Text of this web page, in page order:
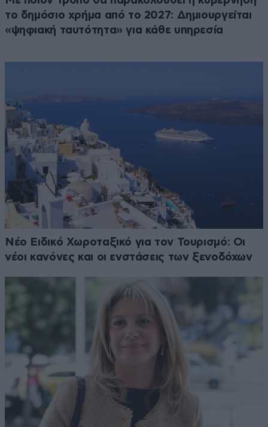
το δημόσιο χρήμα από το 2027: Δημιουργείται
«ψηφιακή ταυτότητα» για κάθε υπηρεσία
Νέο Ειδικό Χωροταξικό για τον Τουρισμό: Οι
νέοι κανόνες και οι ενστάσεις των ξενοδόχων